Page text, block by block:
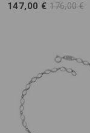
147,00 €176,00 €